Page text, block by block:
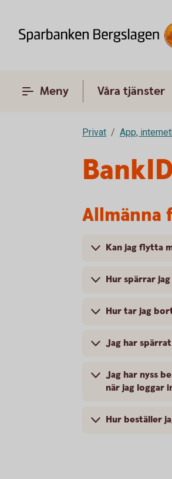
Meny Våra tjänster
Privat App,
Allmänna
Kan jag flytta
Hur spärrar
Hur tar jag
Jag har
Jag har nyss
när jag loggar
Hur beställer